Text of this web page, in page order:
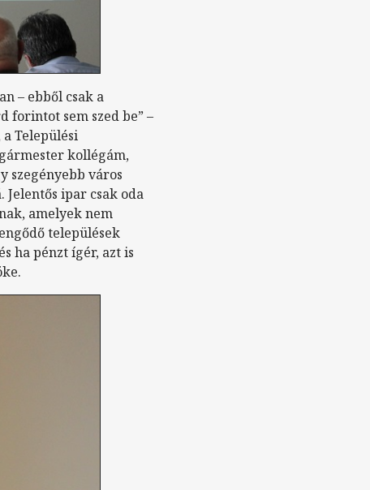
– ebből csak a
forintot sem szed be” –
a Települési
kollégám,
szegényebb város
ipar csak oda
amelyek nem
települések
ha pénzt ígér, azt is